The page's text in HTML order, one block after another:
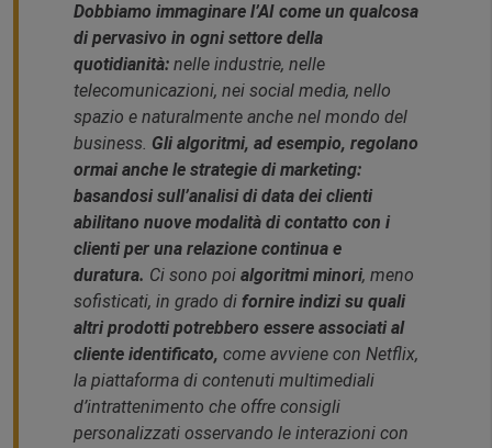
Dobbiamo immaginare l’AI come un qualcosa
di pervasivo in ogni settore della
quotidianità: nelle industrie, nelle
telecomunicazioni, nei social media, nello
spazio e naturalmente anche nel mondo del
business. Gli algoritmi, ad esempio, regolano
ormai anche le strategie di marketing:
basandosi sull’analisi di data dei clienti
abilitano nuove modalità di contatto con i
clienti per una relazione continua e
duratura. Ci sono poi algoritmi minori, meno
sofisticati, in grado di fornire indizi su quali
altri prodotti potrebbero essere associati al
cliente identificato, come avviene con Netflix,
la piattaforma di contenuti multimediali
d’intrattenimento che offre consigli
personalizzati osservando le interazioni con